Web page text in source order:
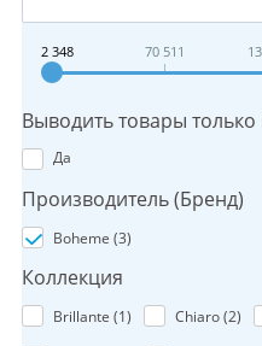
2 348 70 511
Выводить товары
Да
Производитель (Бренд)
Boheme (3)
Коллекция
Brillante (1) Chiaro (2)